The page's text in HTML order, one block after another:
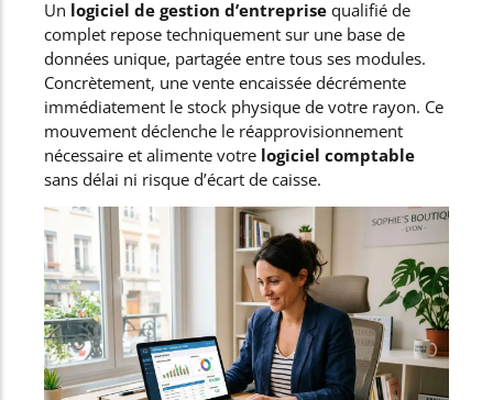
Un logiciel de gestion d’entreprise qualifié de
complet repose techniquement sur une base de
données unique, partagée entre tous ses modules.
Concrètement, une vente encaissée décrémente
immédiatement le stock physique de votre rayon. Ce
mouvement déclenche le réapprovisionnement
nécessaire et alimente votre logiciel comptable
sans délai ni risque d’écart de caisse.